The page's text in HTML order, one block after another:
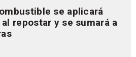
se aplicará
repostar y se sumará a